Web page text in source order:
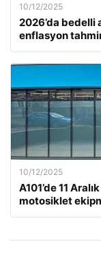
10/12/2025
2026’da bedelli
enflasyon
10/12/2025
A101’de 11
motosiklet